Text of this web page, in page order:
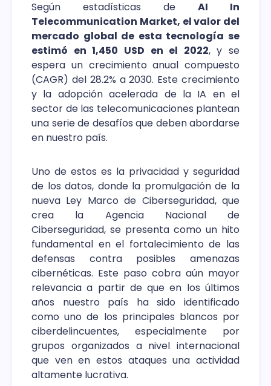
Según estadísticas de AI In
Telecommunication Market, el valor del
mercado global de esta tecnología se
estimó en 1,450 USD en el 2022, y se
espera un crecimiento anual compuesto
(CAGR) del 28.2% a 2030. Este crecimiento
y la adopción acelerada de la IA en el
sector de las telecomunicaciones plantean
una serie de desafíos que deben abordarse
en nuestro país.
Uno de estos es la privacidad y seguridad
de los datos, donde la promulgación de la
nueva Ley Marco de Ciberseguridad, que
crea la Agencia Nacional de
Ciberseguridad, se presenta como un hito
fundamental en el fortalecimiento de las
defensas contra posibles amenazas
cibernéticas. Este paso cobra aún mayor
relevancia a partir de que en los últimos
años nuestro país ha sido identificado
como uno de los principales blancos por
ciberdelincuentes, especialmente por
grupos organizados a nivel internacional
que ven en estos ataques una actividad
altamente lucrativa.